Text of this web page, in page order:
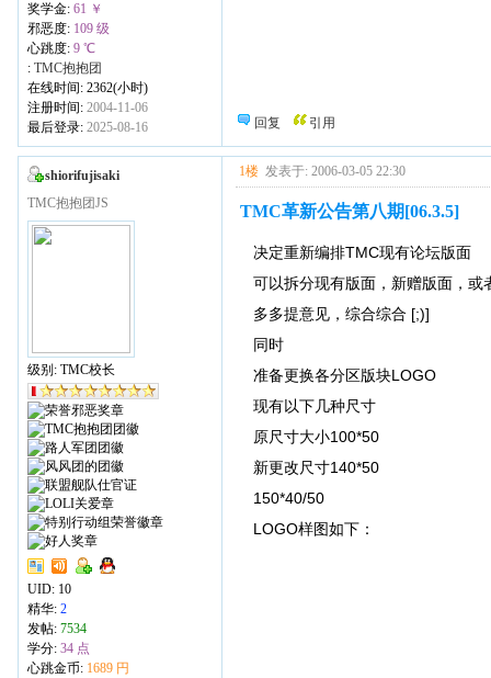
奖学金: 61 ￥
邪恶度: 109 级
心跳度: 9 ℃
: TMC抱抱团
在线时间: 2362(小时)
注册时间: 2004-11-06
最后登录: 2025-08-16 回复 引用
shiorifujisaki
TMC抱抱团JS
级别: TMC校长
UID: 10
精华: 2
发帖: 7534
学分: 34 点
心跳金币: 1689 円
1楼 发表于: 2006-03-05 22:30
TMC革新公告第八期[06.3.5]
决定重新编排TMC现有论坛版面
可以拆分现有版面，新赠版面，或
多多提意见，综合综合 [;)]
同时
准备更换各分区版块LOGO
现有以下几种尺寸
原尺寸大小100*50
新更改尺寸140*50
150*40/50
LOGO样图如下：